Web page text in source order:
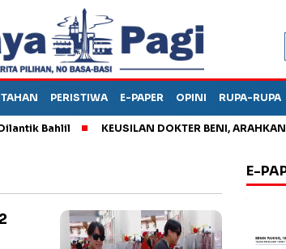
PERISTIWA E-PAPER OPINI RUPA-RUPA
Bahlil KEUSILAN DOKTER BENI, ARAHKAN
E-